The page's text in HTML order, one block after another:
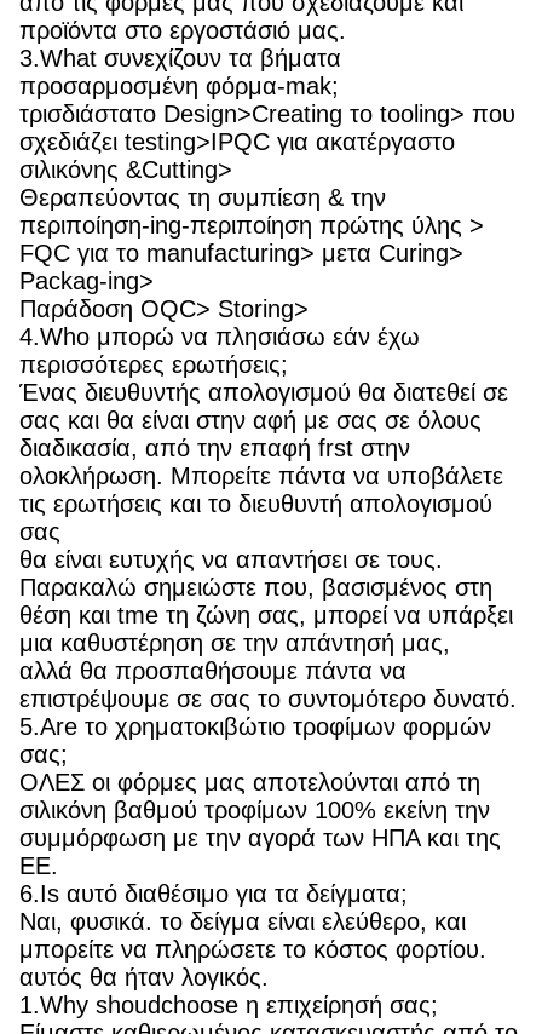
προϊόντα στο εργοστάσιό μας.
3.What συνεχίζουν τα βήματα
προσαρμοσμένη φόρμα-mak;
τρισδιάστατο Design>Creating το tooling> που
σχεδιάζει testing>IPQC για ακατέργαστο
σιλικόνης &Cutting>
Θεραπεύοντας τη συμπίεση & την
περιποίηση-ing-περιποίηση πρώτης ύλης >
FQC για το manufacturing> μετα Curing>
Packag-ing>
Παράδοση OQC> Storing>
4.Who μπορώ να πλησιάσω εάν έχω
περισσότερες ερωτήσεις;
Ένας διευθυντής απολογισμού θα διατεθεί σε
σας και θα είναι στην αφή με σας σε όλους
διαδικασία, από την επαφή frst στην
ολοκλήρωση. Μπορείτε πάντα να υποβάλετε
τις ερωτήσεις και το διευθυντή απολογισμού
σας
θα είναι ευτυχής να απαντήσει σε τους.
Παρακαλώ σημειώστε που, βασισμένος στη
θέση και tme τη ζώνη σας, μπορεί να υπάρξει
μια καθυστέρηση σε την απάντησή μας,
αλλά θα προσπαθήσουμε πάντα να
επιστρέψουμε σε σας το συντομότερο δυνατό.
5.Are το χρηματοκιβώτιο τροφίμων φορμών
σας;
ΟΛΕΣ οι φόρμες μας αποτελούνται από τη
σιλικόνη βαθμού τροφίμων 100% εκείνη την
συμμόρφωση με την αγορά των ΗΠΑ και της
ΕΕ.
6.Is αυτό διαθέσιμο για τα δείγματα;
Ναι, φυσικά. το δείγμα είναι ελεύθερο, και
μπορείτε να πληρώσετε το κόστος φορτίου.
αυτός θα ήταν λογικός.
1.Why shoudchoose η επιχείρησή σας;